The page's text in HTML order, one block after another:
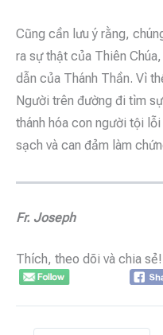
Cũng cần lưu ý rằng,
ra sự thật của Thiên
dẫn của Thánh Thần. Vì
Người trên đường đi tìm
thánh hóa con người tội
sạch và can đảm làm
Fr. Joseph
Thích, theo dõi và chia sẻ!